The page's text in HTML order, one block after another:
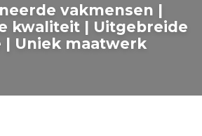
vakmensen |
kwaliteit | Uitgebreide
| Uniek maatwerk